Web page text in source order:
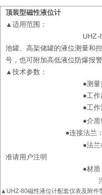
顶装型磁性液位计
▲适用范围：
UHZ-
池罐、高架储罐的液位测量和
号，也可附加高低液位防爆报警
▲技术参数：
●测量范围L：
●工作压力：
●工作温度：-
●介质密度：
●连接法兰
●法兰标准：
准请用户注明
●材质：旁路管：
浮子：
▲UHZ-80磁性液位计配套仪表及附件